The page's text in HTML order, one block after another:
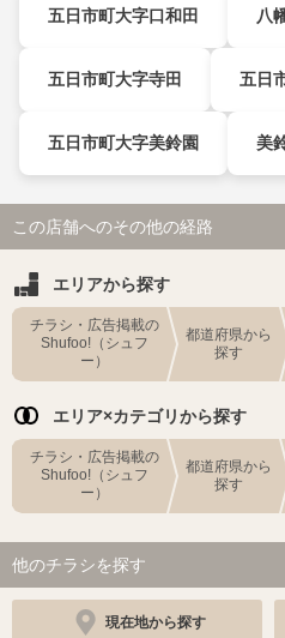
五日市町大字口和田 八
五日市町大字寺田 五日
五日市町大字美鈴園 美
この店舗へのその他の経路
エリアから探す
チラシ・広告掲載の
Shufoo!（シュフ
ー）
都道府県から
探す
エリア×カテゴリから探す
チラシ・広告掲載の
Shufoo!（シュフ
ー）
都道府県から
探す
他のチラシを探す
現在地から探す